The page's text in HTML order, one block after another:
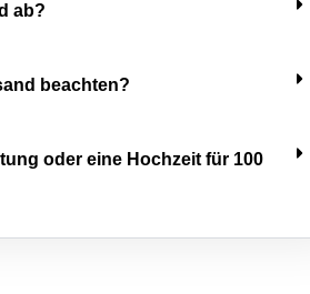
ab?
beachten?
oder eine Hochzeit für 100